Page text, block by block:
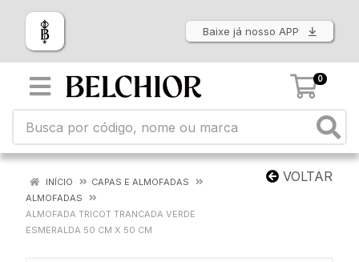
Baixe já nosso APP
0
VOLTAR
INÍCIO
CAPAS E ALMOFADAS
ALMOFADAS
ALMOFADA TRICOT TRANCADA VERDE
ESMERALDA 50 CM X 50 CM